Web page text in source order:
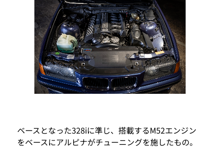
ベースとなった328iに準じ、搭載するM52エンジン
をベースにアルピナがチューニングを施したもの。